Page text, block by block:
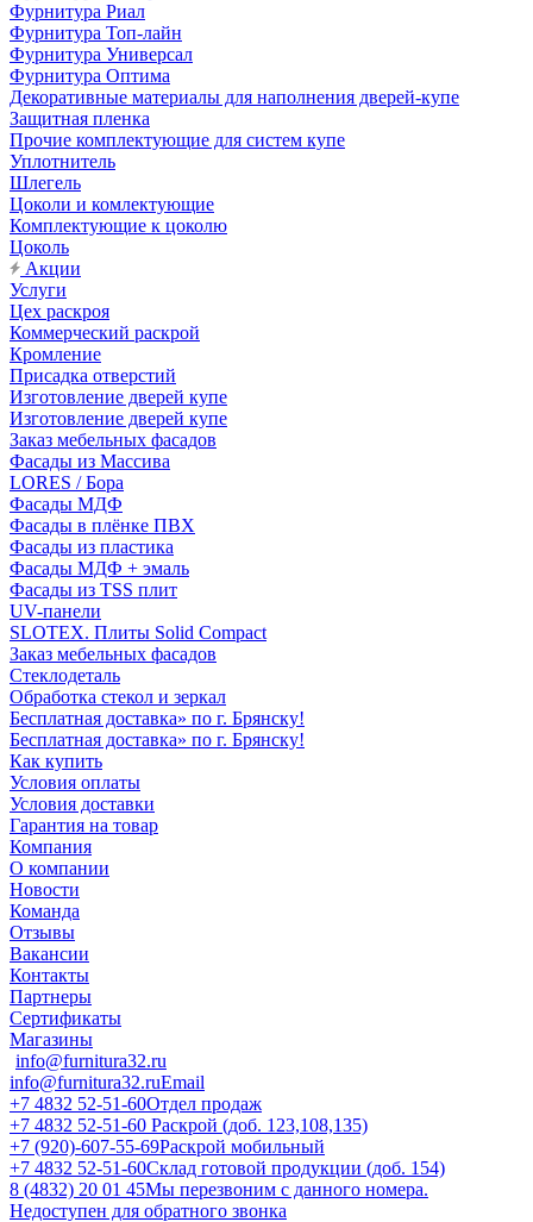
Фурнитура Риал
Фурнитура Топ-лайн
Фурнитура Универсал
Фурнитура Оптима
Декоративные материалы для наполнения дверей-купе
Защитная пленка
Прочие комплектующие для систем купе
Уплотнитель
Шлегель
Цоколи и комлектующие
Комплектующие к цоколю
Цоколь
Акции
Услуги
Цех раскроя
Коммерческий раскрой
Кромление
Присадка отверстий
Изготовление дверей купе
Изготовление дверей купе
Заказ мебельных фасадов
Фасады из Массива
LORES / Бора
Фасады МДФ
Фасады в плёнке ПВХ
Фасады из пластика
Фасады МДФ + эмаль
Фасады из TSS плит
UV-панели
SLOTEX. Плиты Solid Compact
Заказ мебельных фасадов
Стеклодеталь
Обработка стекол и зеркал
Бесплатная доставка» по г. Брянску!
Бесплатная доставка» по г. Брянску!
Как купить
Условия оплаты
Условия доставки
Гарантия на товар
Компания
О компании
Новости
Команда
Отзывы
Вакансии
Контакты
Партнеры
Сертификаты
Магазины
info@furnitura32.ru
info@furnitura32.ruEmail
+7 4832 52-51-60Отдел продаж
+7 4832 52-51-60 Раскрой (доб. 123,108,135)
+7 (920)-607-55-69Раскрой мобильный
+7 4832 52-51-60Склад готовой продукции (доб. 154)
8 (4832) 20 01 45Мы перезвоним с данного номера.
Недоступен для обратного звонка